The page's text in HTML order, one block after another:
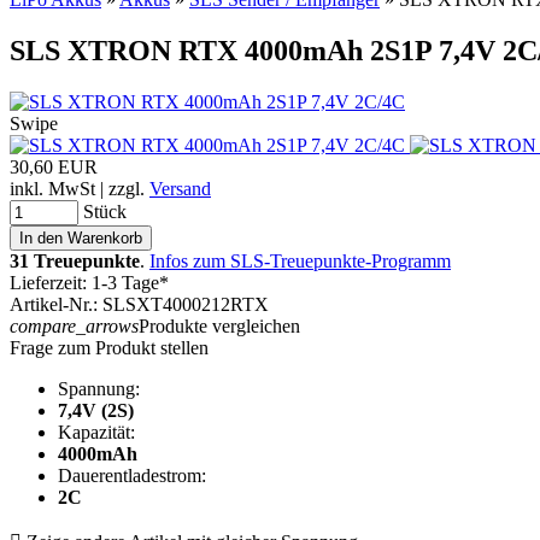
SLS XTRON RTX 4000mAh 2S1P 7,4V
Swipe
30,60 EUR
inkl. MwSt | zzgl. Versand
Stück
31 Treuepunkte. Infos zum SLS-Treuepunkte-Programm
Lieferzeit: 1-3 Tage*
Artikel-Nr.: SLSXT4000212RTX
compare_arrowsProdukte vergleichen
Frage zum Produkt stellen
Spannung:
7,4V (2S)
Kapazität:
4000mAh
Dauerentladestrom:
2C